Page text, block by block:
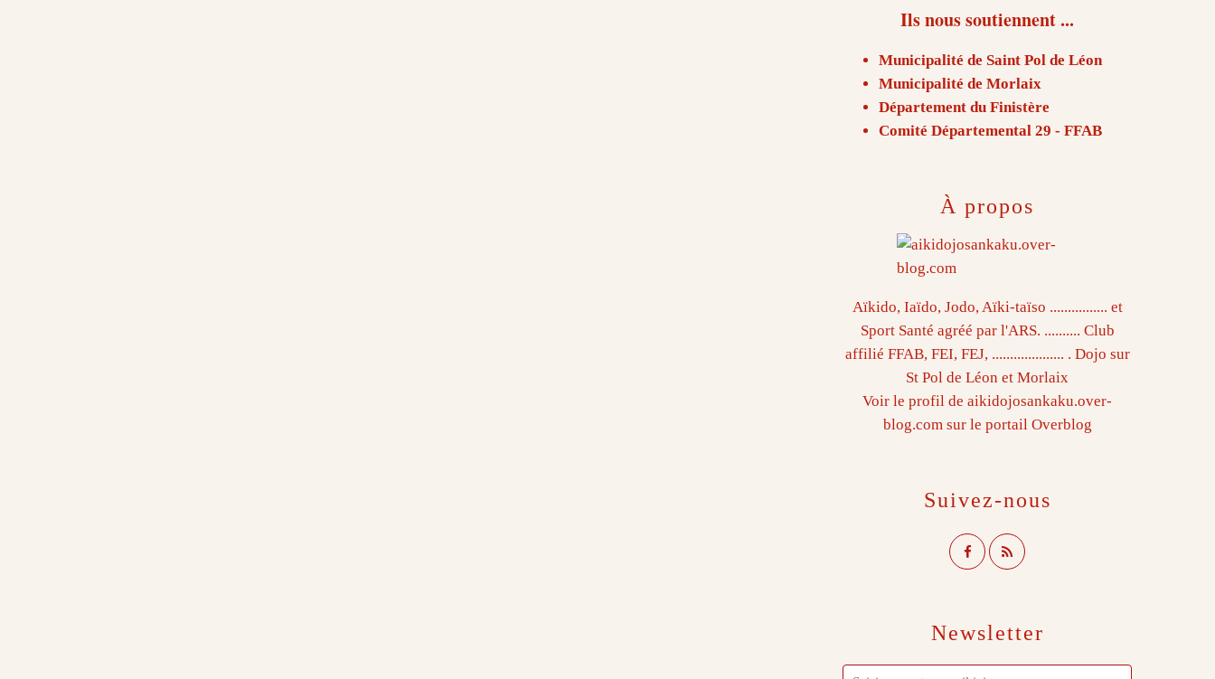
Newsletter
Suivez-nous
À propos
Aïkido, Iaïdo, Jodo, Aïki-taïso ................ et
Sport Santé agréé par l'ARS. .......... Club
affilié FFAB, FEI, FEJ, .................... . Dojo sur
St Pol de Léon et Morlaix
Voir le profil de aikidojosankaku.over-
blog.comsur le portail Overblog
Ils nous soutiennent ...
Municipalité de Saint Pol de Léon
Municipalité de Morlaix
Département du Finistère
Comité Départemental 29 - FFAB